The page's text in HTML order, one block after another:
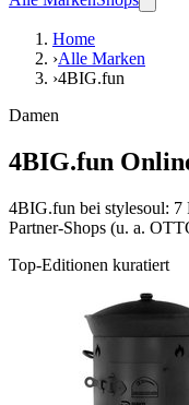
Home
›Alle Marken
›4BIG.fun
Damen
4BIG.fun
4BIG.fun bei stylesoul: 7
Partner-Shops (u. a.
Top-Editionen kuratiert